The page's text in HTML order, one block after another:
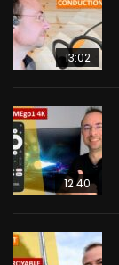
13:02
12:40